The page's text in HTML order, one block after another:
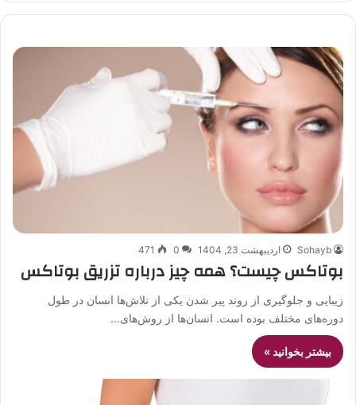
Sohayb اردیبهشت 23, 1404 0
471
بوتاکس چیست؟ همه چیز درباره تزریق بوتاکس
زیبایی و جلوگیری از روند پیر شدن یکی از تلاش‌ها انسان در طول
دوره‌های مختلف بوده است. انسان‌ها از روش‌های…
بیشتر بخوانید »